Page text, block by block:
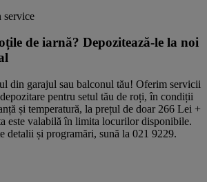
service
de iarnă? Depozitează-le la noi
din garajul sau balconul tău! Oferim servicii
pentru setul tău de roți, în condiții
și temperatură, la prețul de doar 266 Lei +
este valabilă în limita locurilor disponibile.
detalii și programări, sună la 021 9229.